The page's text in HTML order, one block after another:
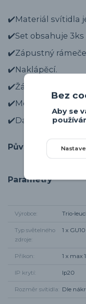
✔️Materiál svítidla
✔️Set obsahuje 3ks
✔️Zápustný
✔️Naklápěcí.
✔️Žárovka GU10
✔️Moderní design.
✔️Další svítidla ze
Původ zboží
Parametry
Výrobce Trio-
Typ světelného
zdroje
1 x GU10
Příkon 1 x max
IP krytí Ip20
Rozměr svítidla Dle
Bez
Aby se